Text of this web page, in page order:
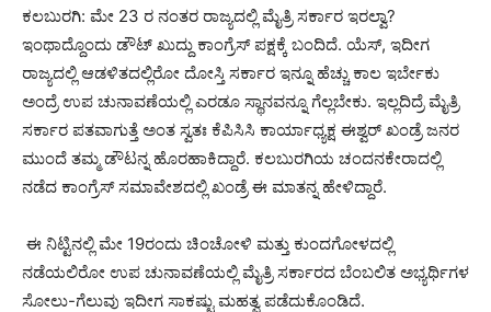
ಕಲಬುರಗಿ: ಮೇ 23 ರ ನಂತರ ರಾಜ್ಯದಲ್ಲಿ ಮೈತ್ರಿ ಸರ್ಕಾರ ಇರಲ್ವಾ?
ಇಂಥಾದ್ದೊಂದು ಡೌಟ್ ಖುದ್ದು ಕಾಂಗ್ರೆಸ್ ಪಕ್ಷಕ್ಕೆ ಬಂದಿದೆ. ಯೆಸ್, ಇದೀಗ
ರಾಜ್ಯದಲ್ಲಿ ಆಡಳಿತದಲ್ಲಿರೋ ದೋಸ್ತಿ ಸರ್ಕಾರ ಇನ್ನೂ ಹೆಚ್ಚು ಕಾಲ ಇರ್ಬೇಕು
ಅಂದ್ರೆ ಉಪ ಚುನಾವಣೆಯಲ್ಲಿ ಎರಡೂ ಸ್ಥಾನವನ್ನೂ ಗೆಲ್ಲಬೇಕು. ಇಲ್ಲದಿದ್ರೆ ಮೈತ್ರಿ
ಸರ್ಕಾರ ಪತವಾಗುತ್ತೆ ಅಂತ ಸ್ವತಃ ಕೆಪಿಸಿಸಿ ಕಾರ್ಯಾಧ್ಯಕ್ಷ ಈಶ್ವರ್ ಖಂಡ್ರೆ ಜನರ
ಮುಂದೆ ತಮ್ಮ ಡೌಟನ್ನ ಹೊರಹಾಕಿದ್ದಾರೆ. ಕಲಬುರಗಿಯ ಚಂದನಕೇರಾದಲ್ಲಿ
ನಡೆದ ಕಾಂಗ್ರೆಸ್ ಸಮಾವೇಶದಲ್ಲಿ ಖಂಡ್ರೆ ಈ ಮಾತನ್ನ ಹೇಳಿದ್ದಾರೆ.
ಈ ನಿಟ್ಟಿನಲ್ಲಿ ಮೇ 19ರಂದು ಚಿಂಚೋಳಿ ಮತ್ತು ಕುಂದಗೋಳದಲ್ಲಿ
ನಡೆಯಲಿರೋ ಉಪ ಚುನಾವಣೆಯಲ್ಲಿ ಮೈತ್ರಿ ಸರ್ಕಾರದ ಬೆಂಬಲಿತ ಅಭ್ಯರ್ಥಿಗಳ
ಸೋಲು-ಗೆಲುವು ಇದೀಗ ಸಾಕಷ್ಟು ಮಹತ್ವ ಪಡೆದುಕೊಂಡಿದೆ.